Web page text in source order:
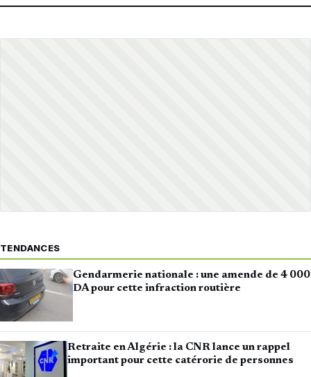
TENDANCES
Gendarmerie nationale : une amende de 4 000
DA pour cette infraction routière
Retraite en Algérie : la CNR lance un rappel
important pour cette catérorie de personnes